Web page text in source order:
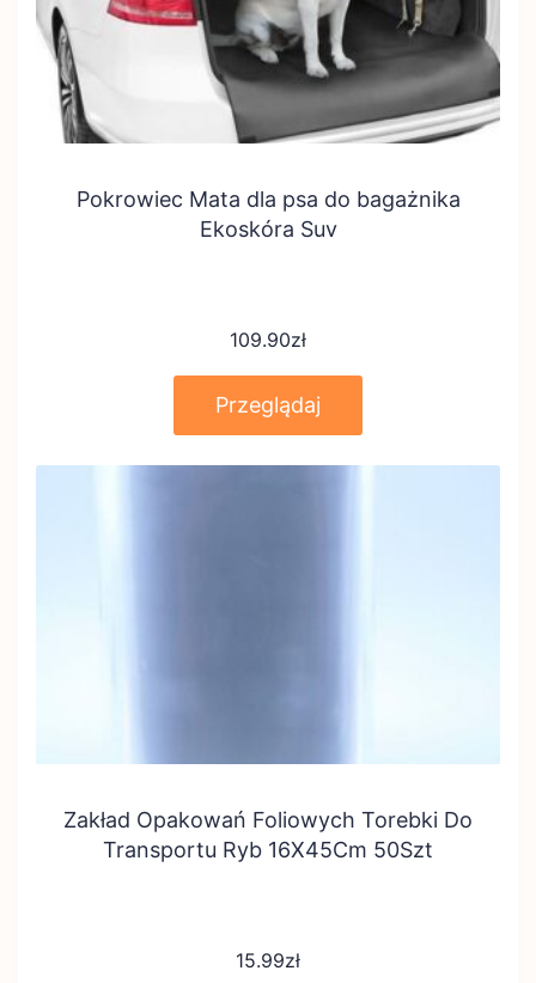
Pokrowiec Mata dla psa do bagażnika
Ekoskóra Suv
109.90zł
Przeglądaj
Zakład Opakowań Foliowych Torebki Do
Transportu Ryb 16X45Cm 50Szt
15.99zł